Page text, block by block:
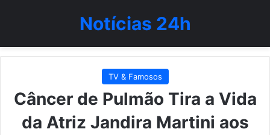
Notícias 24h
TV & Famosos
Câncer de Pulmão Tira a Vida
da Atriz Jandira Martini aos